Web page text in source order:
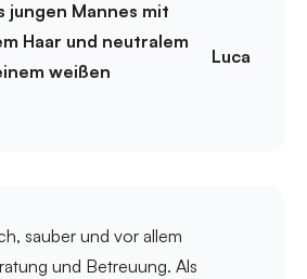
Luca
sauber und vor allem
und Betreuung. Als